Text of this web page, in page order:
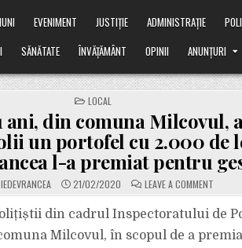
EVENIMENT JUSTIȚIE ADMINISTRAȚIE
SĂNĂTATE ÎNVĂȚĂMÂNT OPINII ANUNȚURI
POSTED
IN
LOCAL
ani, din comuna Milcovul,
un portofel cu 2.000 de
l-a premiat pentru
21/02/2020 LEAVE A COMMENT
UN
DE
11
ANI,
DIN
din cadrul Inspectoratului de
Milcovul, în scopul de a